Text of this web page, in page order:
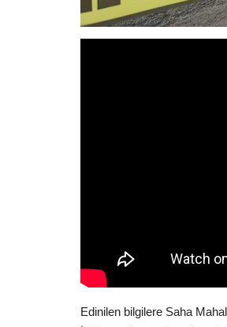
Edinilen bilgilere Saha